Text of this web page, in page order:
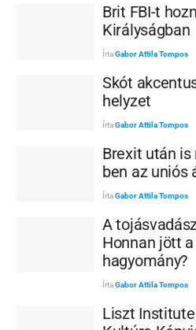
Brit FBI-t
Királyságban
ÍrtaGabor Attila Tompos
Skót
helyzet
ÍrtaGabor Attila Tompos
Brexit után is
ben az uniós
ÍrtaGabor Attila Tompos
A
Honnan jött
hagyomány?
ÍrtaGabor Attila Tompos
Liszt